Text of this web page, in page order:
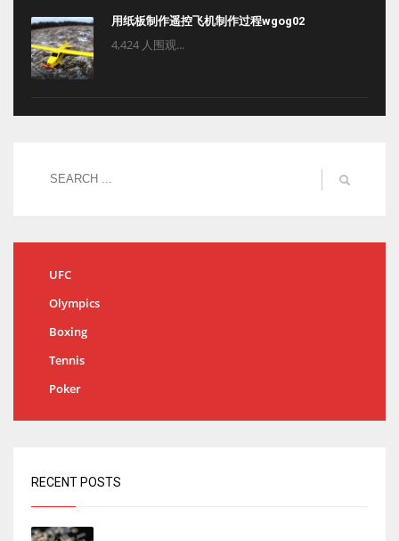
用纸板制作遥控飞机制作过程wgog02
4,424 人围观...
UFC
Olympics
Boxing
Tennis
Poker
RECENT POSTS